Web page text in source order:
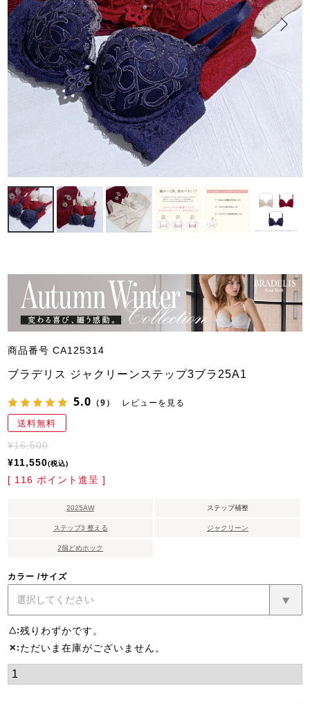
商品番号 CA125314
ブラデリス ジャクリーンステップ3ブラ25A1
5.0 （9） レビューを見る
送料無料
¥16,500
¥11,550 税込
[ 116 ポイント進呈 ]
2025AW ステップ補整
ステップ3 整える ジャクリーン
2個どめホック
カラー サイズ
△ 残りわずかです。
✕ ただいま在庫がございません。